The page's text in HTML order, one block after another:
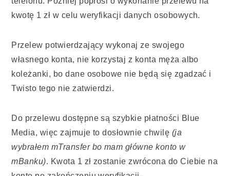
kwotę 1 zł w celu weryfikacji danych osobowych.
Przelew potwierdzający wykonaj ze swojego
własnego konta, nie korzystaj z konta męża albo
koleżanki, bo dane osobowe nie będą się zgadzać i
Twisto tego nie zatwierdzi.
Do przelewu dostępne są szybkie płatności Blue
Media, więc zajmuje to dosłownie chwilę (ja
wybrałem mTransfer bo mam główne konto w
mBanku). Kwota 1 zł zostanie zwrócona do Ciebie na